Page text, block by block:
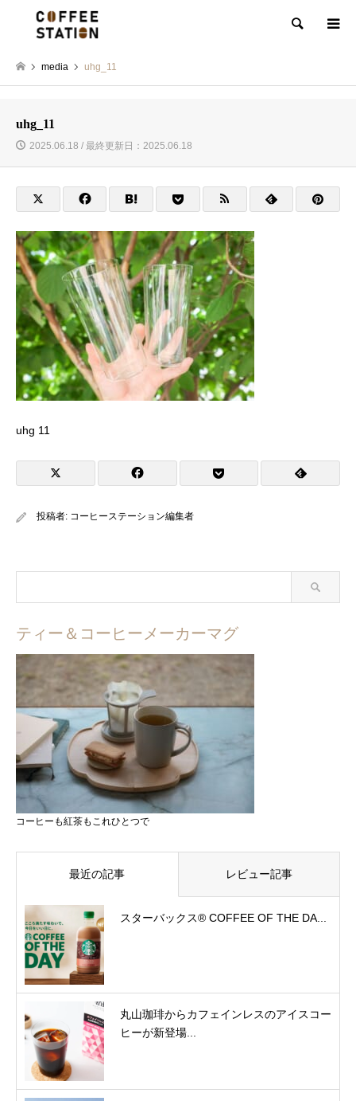
検索
media uhg_11
uhg_11
2025.06.18 / 最終更新日：2025.06.18
uhg 11
投稿者: コーヒーステーション編集者
ティー＆コーヒーメーカーマグ
コーヒーも紅茶もこれひとつで
最近の記事 レビュー記事
スターバックス® COFFEE OF THE DA...
丸山珈琲からカフェインレスのアイスコー
ヒーが新登場...